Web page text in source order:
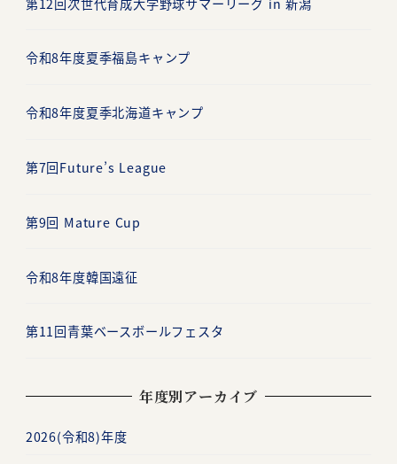
令和8年度夏季福島キャンプ
令和8年度夏季北海道キャンプ
第7回Future’s League
第9回 Mature Cup
令和8年度韓国遠征
第11回青葉ベースボールフェスタ
年度別アーカイブ
2026(令和8)年度